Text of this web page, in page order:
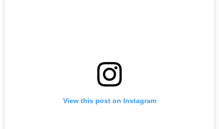
View this post on Instagram